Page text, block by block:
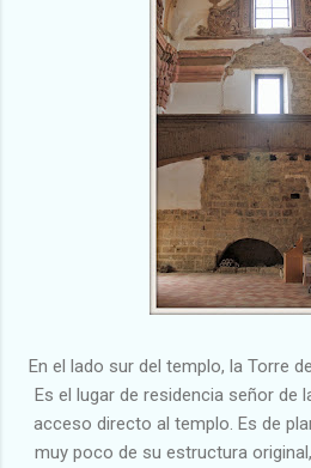
En el lado sur del templo, la Torre
Es el lugar de residencia señor de
acceso directo al templo. Es de
muy poco de su estructura